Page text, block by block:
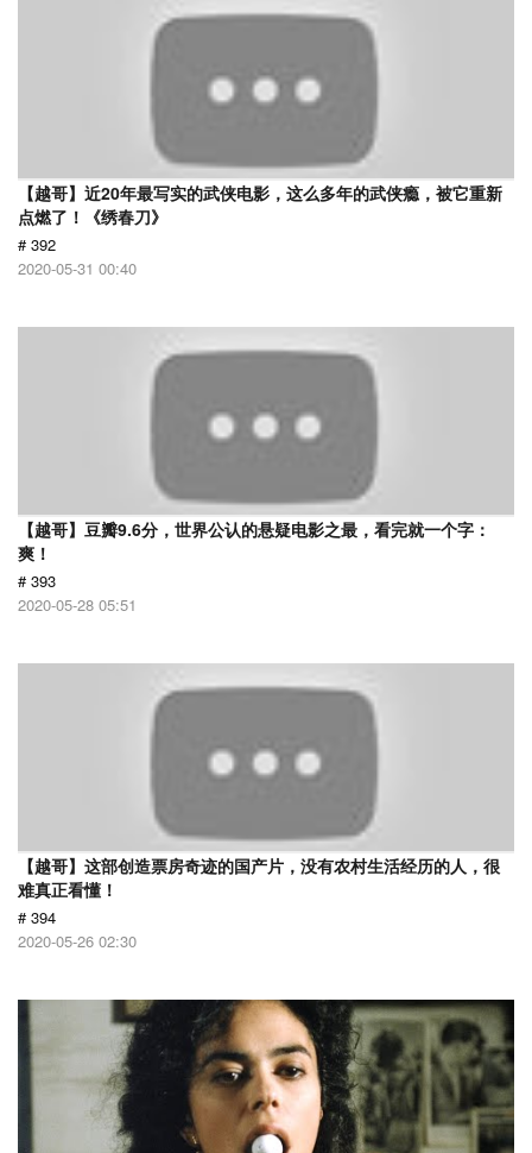
【越哥】近20年最写实的武侠电影，这么多年的武侠瘾，被它重新
点燃了！《绣春刀》
# 392
2020-05-31 00:40
【越哥】豆瓣9.6分，世界公认的悬疑电影之最，看完就一个字：
爽！
# 393
2020-05-28 05:51
【越哥】这部创造票房奇迹的国产片，没有农村生活经历的人，很
难真正看懂！
# 394
2020-05-26 02:30